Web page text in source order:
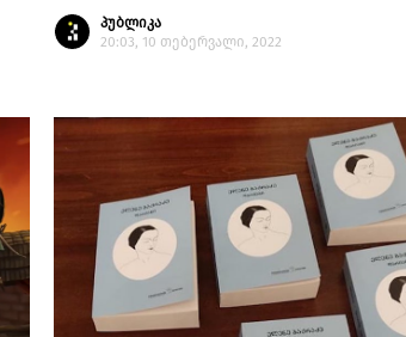
პუბლიკა
20:03, 10 თებერვალი, 2022